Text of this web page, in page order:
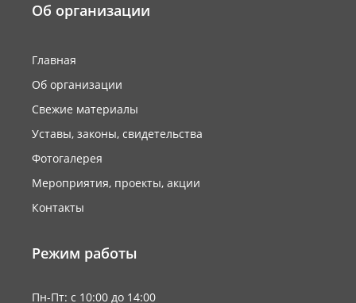
Об организации
Главная
Об организации
Свежие материалы
Уставы, законы, свидетельства
Фотогалерея
Мероприятия, проекты, акции
Контакты
Режим работы
Пн-Пт: с 10:00 до 14:00